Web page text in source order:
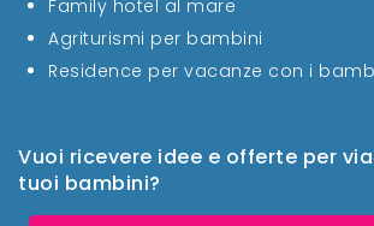
Vuoi ricevere idee e offerte per
tuoi bambini?
Family hotel al mare
Agriturismi per bambini
Residence per vacanze con i